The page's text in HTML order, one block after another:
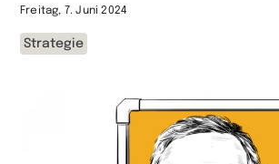
Freitag, 7. Juni 2024
Strategie